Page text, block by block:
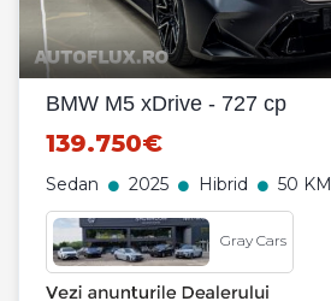
BMW M5 xDrive - 727 cp
139.750€
Sedan 2025 Hibrid 50 KM
Gray Cars